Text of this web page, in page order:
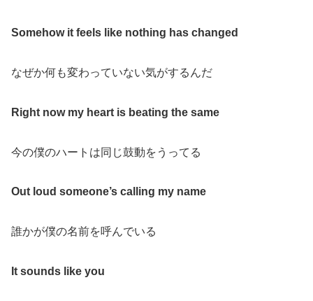
Somehow it feels like nothing has changed
なぜか何も変わっていない気がするんだ
Right now my heart is beating the same
今の僕のハートは同じ鼓動をうってる
Out loud someone’s calling my name
誰かが僕の名前を呼んでいる
It sounds like you